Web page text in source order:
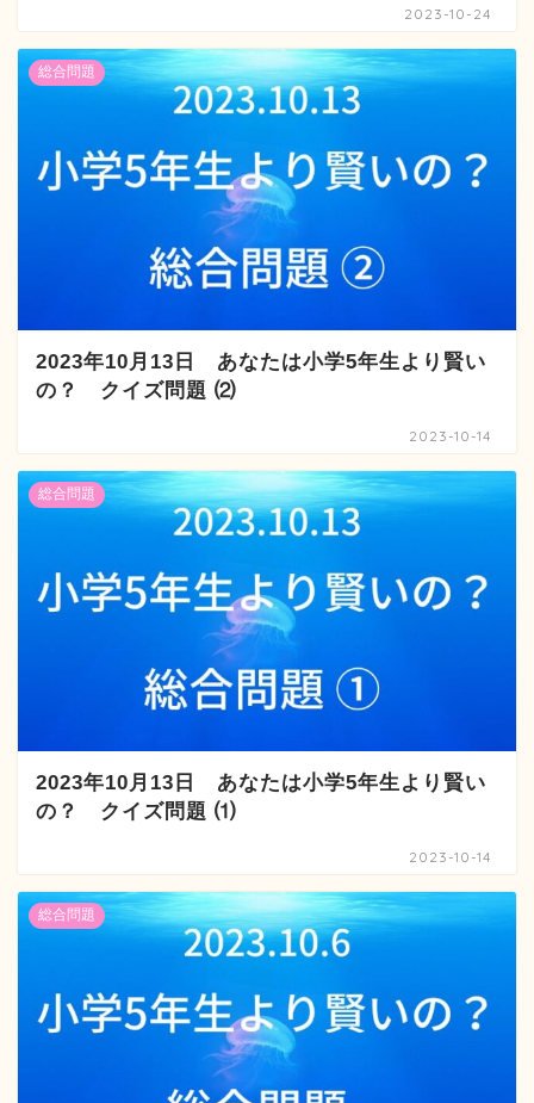
2023-10-24
総合問題
2023年10月13日 あなたは小学5年生より賢い
の？ クイズ問題 ⑵
2023-10-14
総合問題
2023年10月13日 あなたは小学5年生より賢い
の？ クイズ問題 ⑴
2023-10-14
総合問題